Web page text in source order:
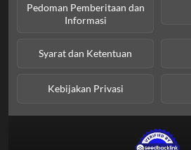
Pedoman Pemberitaan dan
Informasi
Syarat dan Ketentuan
Kebijakan Privasi